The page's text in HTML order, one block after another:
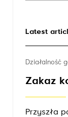
Latest
Działalność
Zakaz
Przyszła